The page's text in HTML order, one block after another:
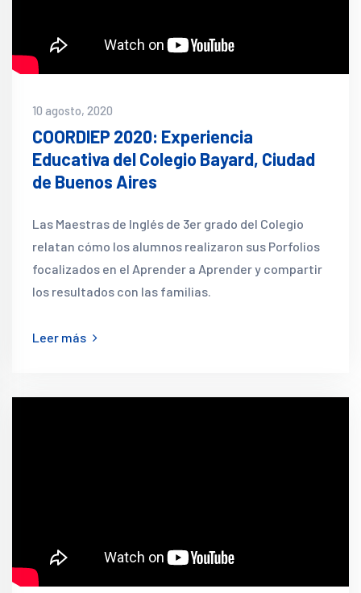
10 agosto, 2020
COORDIEP 2020: Experiencia
Educativa del Colegio Bayard, Ciudad
de Buenos Aires
Las Maestras de Inglés de 3er grado del Colegio
relatan cómo los alumnos realizaron sus Porfolios
focalizados en el Aprender a Aprender y compartir
los resultados con las familias.
Leer más